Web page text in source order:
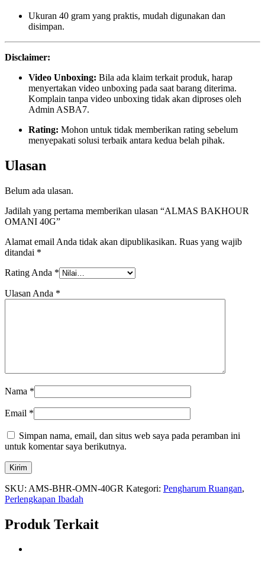
Ukuran 40 gram yang praktis, mudah digunakan dan
disimpan.
Disclaimer:
Video Unboxing: Bila ada klaim terkait produk, harap
menyertakan video unboxing pada saat barang diterima.
Komplain tanpa video unboxing tidak akan diproses oleh
Admin ASBA7.
Rating: Mohon untuk tidak memberikan rating sebelum
menyepakati solusi terbaik antara kedua belah pihak.
Ulasan
Belum ada ulasan.
Jadilah yang pertama memberikan ulasan “ALMAS BAKHOUR
OMANI 40G”
Alamat email Anda tidak akan dipublikasikan. Ruas yang wajib
ditandai *
Rating Anda *
Ulasan Anda *
Nama *
Email *
Simpan nama, email, dan situs web saya pada peramban ini
untuk komentar saya berikutnya.
SKU: AMS-BHR-OMN-40GR Kategori: Pengharum Ruangan,
Perlengkapan Ibadah
Produk Terkait